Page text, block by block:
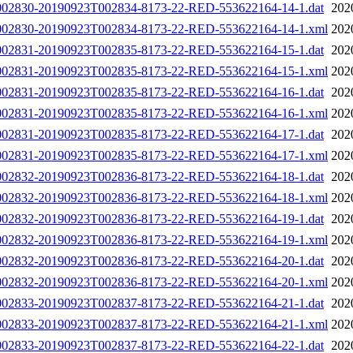
20190923T002834-8173-22-RED-553622164-14-1.dat
20190923T002834-8173-22-RED-553622164-14-1.xml
20190923T002835-8173-22-RED-553622164-15-1.dat
20190923T002835-8173-22-RED-553622164-15-1.xml
20190923T002835-8173-22-RED-553622164-16-1.dat
20190923T002835-8173-22-RED-553622164-16-1.xml
20190923T002835-8173-22-RED-553622164-17-1.dat
20190923T002835-8173-22-RED-553622164-17-1.xml
20190923T002836-8173-22-RED-553622164-18-1.dat
20190923T002836-8173-22-RED-553622164-18-1.xml
20190923T002836-8173-22-RED-553622164-19-1.dat
20190923T002836-8173-22-RED-553622164-19-1.xml
20190923T002836-8173-22-RED-553622164-20-1.dat
20190923T002836-8173-22-RED-553622164-20-1.xml
20190923T002837-8173-22-RED-553622164-21-1.dat
20190923T002837-8173-22-RED-553622164-21-1.xml
20190923T002837-8173-22-RED-553622164-22-1.dat